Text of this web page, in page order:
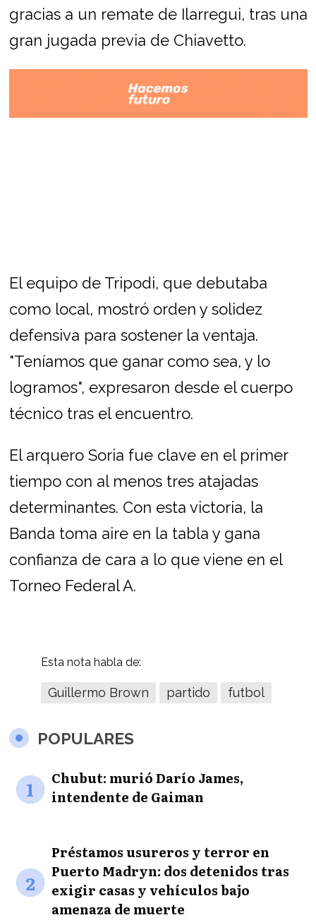
gracias a un remate de Ilarregui, tras una
gran jugada previa de Chiavetto.
El equipo de Tripodi, que debutaba
como local, mostró orden y solidez
defensiva para sostener la ventaja.
"Teníamos que ganar como sea, y lo
logramos", expresaron desde el cuerpo
técnico tras el encuentro.
El arquero Soria fue clave en el primer
tiempo con al menos tres atajadas
determinantes. Con esta victoria, la
Banda toma aire en la tabla y gana
confianza de cara a lo que viene en el
Torneo Federal A.
Esta nota habla de:
Guillermo Brown partido futbol
POPULARES
1
Chubut: murió Darío James,
intendente de Gaiman
2
Préstamos usureros y terror en
Puerto Madryn: dos detenidos tras
exigir casas y vehículos bajo
amenaza de muerte